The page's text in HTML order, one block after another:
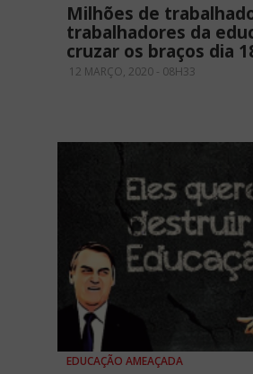
Milhões de
trabalhadores da
cruzar os braços dia
12 MARÇO, 2020 - 08H33
EDUCAÇÃO AMEAÇADA